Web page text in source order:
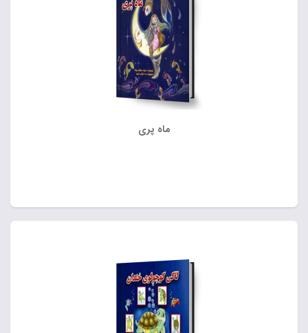
ماه پری